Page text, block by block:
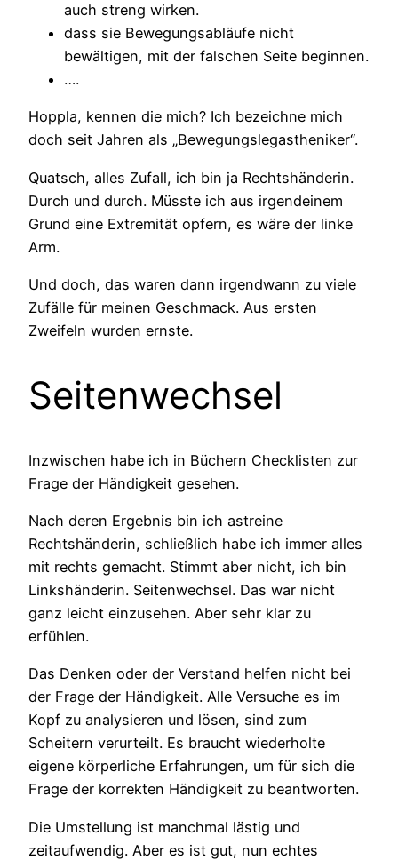
auch streng wirken.
dass sie Bewegungsabläufe nicht
bewältigen, mit der falschen Seite beginnen.
….
Hoppla, kennen die mich? Ich bezeichne mich
doch seit Jahren als „Bewegungslegastheniker“.
Quatsch, alles Zufall, ich bin ja Rechtshänderin.
Durch und durch. Müsste ich aus irgendeinem
Grund eine Extremität opfern, es wäre der linke
Arm.
Und doch, das waren dann irgendwann zu viele
Zufälle für meinen Geschmack. Aus ersten
Zweifeln wurden ernste.
Seitenwechsel
Inzwischen habe ich in Büchern Checklisten zur
Frage der Händigkeit gesehen.
Nach deren Ergebnis bin ich astreine
Rechtshänderin, schließlich habe ich immer alles
mit rechts gemacht. Stimmt aber nicht, ich bin
Linkshänderin. Seitenwechsel. Das war nicht
ganz leicht einzusehen. Aber sehr klar zu
erfühlen.
Das Denken oder der Verstand helfen nicht bei
der Frage der Händigkeit. Alle Versuche es im
Kopf zu analysieren und lösen, sind zum
Scheitern verurteilt. Es braucht wiederholte
eigene körperliche Erfahrungen, um für sich die
Frage der korrekten Händigkeit zu beantworten.
Die Umstellung ist manchmal lästig und
zeitaufwendig. Aber es ist gut, nun echtes